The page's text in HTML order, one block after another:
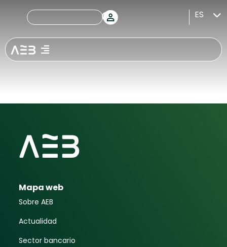
ES
International
Banking
Conference
Mapa web
Sobre AEB
Actualidad
Sector bancario